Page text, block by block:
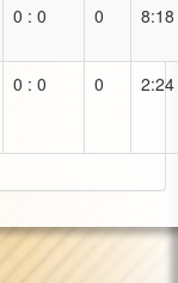
0 : 0 0 8:18
0 : 0 0 2:24